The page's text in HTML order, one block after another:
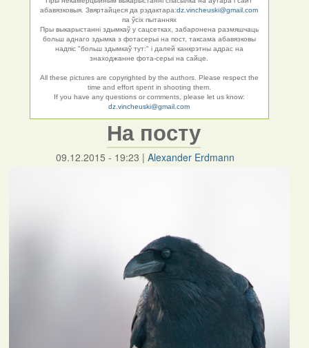
абавязковыя. Звяртайцеся да рэдактара:dz.vincheuski@gmail.com
па ўсіх пытаннях
Пры выкарыстанні здымкаў у сацсетках, забаронена размяшчаць
больш аднаго здымка з фотасерыі на пост, таксама абавязковы
надпіс "больш здымкаў тут:" і далей канкрэтны адрас на
знаходжанне фота-серыі на сайце.
All these pictures are copyrighted by the authors. Please respect the
time and effort spent in shooting them.
If you have any questions or comments, please let us know:
dz.vincheuski@gmail.com
На посту
09.12.2015 - 19:23 | Alexander Erdmann